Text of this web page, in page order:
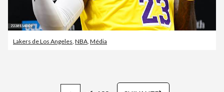
Lakers de Los Angeles, NBA, Média